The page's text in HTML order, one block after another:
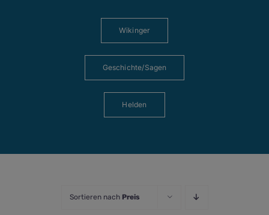
Wikinger
Geschichte/Sagen
Helden
Sortieren nach Preis